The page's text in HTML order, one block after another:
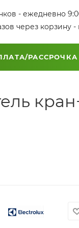
- ежедневно
через корзину -
РАССРОЧКА